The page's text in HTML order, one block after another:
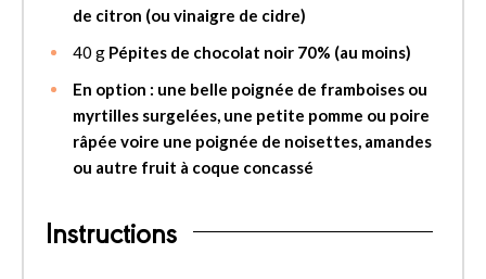
de citron (ou vinaigre de cidre)
40 g Pépites de chocolat noir 70% (au moins)
En option : une belle poignée de framboises ou
myrtilles surgelées, une petite pomme ou poire
râpée voire une poignée de noisettes, amandes
ou autre fruit à coque concassé
Instructions